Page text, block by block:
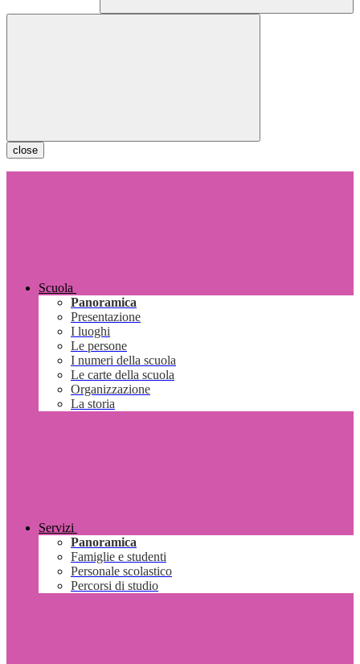
close
Scuola
Panoramica
Presentazione
I luoghi
Le persone
I numeri della scuola
Le carte della scuola
Organizzazione
La storia
Servizi
Panoramica
Famiglie e studenti
Personale scolastico
Percorsi di studio